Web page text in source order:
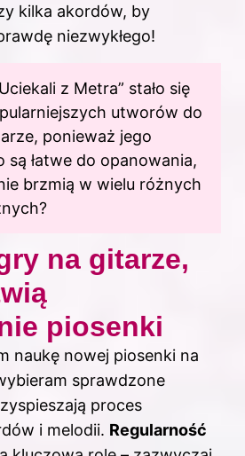
kilka akordów, by
niezwykłego!
z Metra” stało się
utworów do
ponieważ jego
są łatwe do opanowania,
brzmią w wielu różnych
na gitarze,
piosenki
naukę nowej piosenki na
sprawdzone
proces
i melodii. Regularność